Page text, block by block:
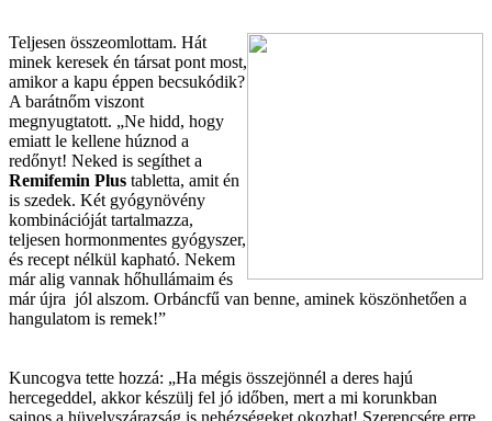
Teljesen összeomlottam. Hát
minek keresek én társat pont most,
amikor a kapu éppen becsukódik?
A barátnőm viszont
megnyugtatott. „Ne hidd, hogy
emiatt le kellene húznod a
redőnyt! Neked is segíthet a
Remifemin Plus tabletta, amit én
is szedek. Két gyógynövény
kombinációját tartalmazza,
teljesen hormonmentes gyógyszer,
és recept nélkül kapható. Nekem
már alig vannak hőhullámaim és
már újra jól alszom. Orbáncfű van benne, aminek köszönhetően a
hangulatom is remek!”
Kuncogva tette hozzá: „Ha mégis összejönnél a deres hajú
hercegeddel, akkor készülj fel jó időben, mert a mi korunkban
sajnos a hüvelyszárazság is nehézségeket okozhat! Szerencsére erre